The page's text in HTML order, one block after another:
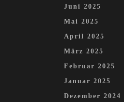
Juni 2025
Mai 2025
April 2025
März 2025
Februar 2025
Januar 2025
Dezember 2024